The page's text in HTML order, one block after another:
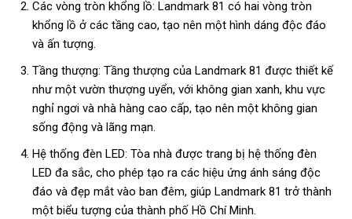
Các vòng tròn khổng lồ: Landmark 81 có hai vòng tròn
khổng lồ ở các tầng cao, tạo nên một hình dáng độc đáo
và ấn tượng.
Tầng thượng: Tầng thượng của Landmark 81 được thiết kế
như một vườn thượng uyển, với không gian xanh, khu vực
nghỉ ngơi và nhà hàng cao cấp, tạo nên một không gian
sống động và lãng mạn.
Hệ thống đèn LED: Tòa nhà được trang bị hệ thống đèn
LED đa sắc, cho phép tạo ra các hiệu ứng ánh sáng độc
đáo và đẹp mắt vào ban đêm, giúp Landmark 81 trở thành
một biểu tượng của thành phố Hồ Chí Minh.